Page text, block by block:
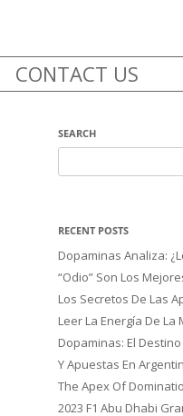
CONTACT US
SEARCH
for:
RECENT POSTS
Dopaminas Analiza:
“Odio” Son Los
Los Secretos De Las
Leer La Energía De La
Dopaminas: El
Y Apuestas En
The Apex Of
2023 F1 Abu Dhabi